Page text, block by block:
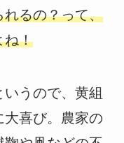
れるの？って、
ね！
うので、黄組
喜び。農家の